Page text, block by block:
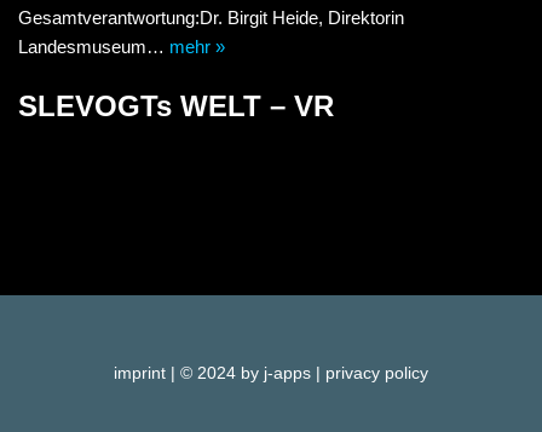
Gesamtverantwortung:Dr. Birgit Heide, Direktorin
Landesmuseum… mehr »
SLEVOGTs WELT – VR
imprint | © 2024 by j-apps | privacy policy